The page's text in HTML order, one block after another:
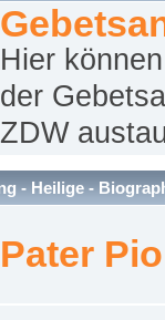
Hier
der
ZDW
- Heilige -
Pater Pio